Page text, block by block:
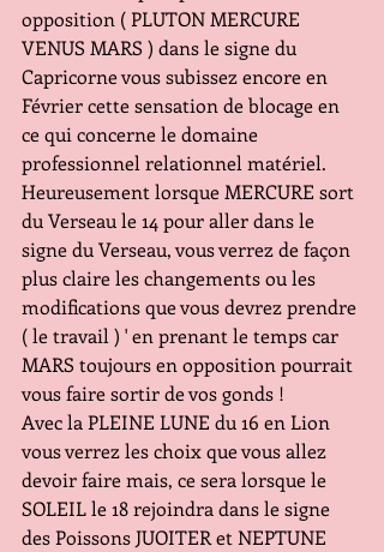
opposition ( PLUTON MERCURE
VENUS MARS ) dans le signe du
Capricorne vous subissez encore en
Février cette sensation de blocage en
ce qui concerne le domaine
professionnel relationnel matériel.
Heureusement lorsque MERCURE sort
du Verseau le 14 pour aller dans le
signe du Verseau, vous verrez de façon
plus claire les changements ou les
modifications que vous devrez prendre
( le travail ) ' en prenant le temps car
MARS toujours en opposition pourrait
vous faire sortir de vos gonds !
Avec la PLEINE LUNE du 16 en Lion
vous verrez les choix que vous allez
devoir faire mais, ce sera lorsque le
SOLEIL le 18 rejoindra dans le signe
des Poissons JUOITER et NEPTUNE